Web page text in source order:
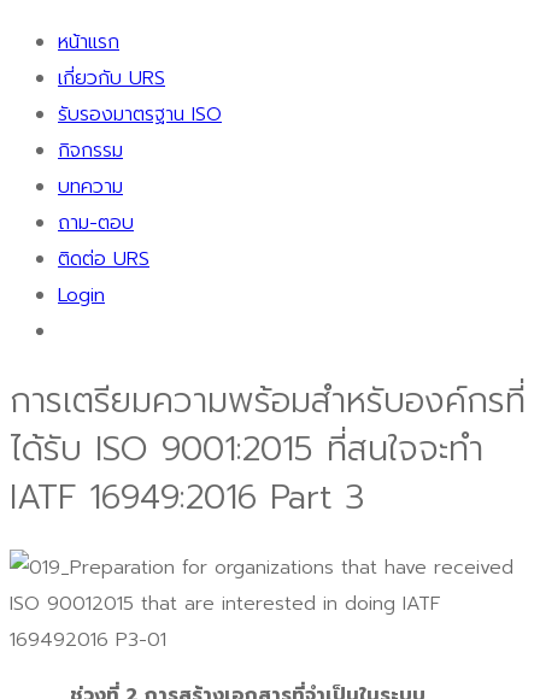
หน้าแรก
เกี่ยวกับ URS
รับรองมาตรฐาน ISO
กิจกรรม
บทความ
ถาม-ตอบ
ติดต่อ URS
Login
การเตรียมความพร้อมสำหรับองค์กรที่
ได้รับ ISO 9001:2015 ที่สนใจจะทำ
IATF 16949:2016 Part 3